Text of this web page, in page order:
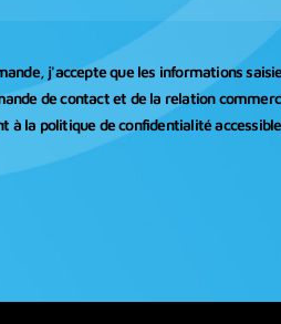
j'accepte que les informations
de contact et de la relation
à la politique de confidentialité